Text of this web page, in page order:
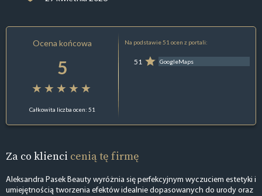
Ocena końcowa
5
Całkowita liczba ocen: 51
Na podstawie 51 ocen z portali:
51 GoogleMaps
Za co klienci cenią tę firmę
Aleksandra Pasek Beauty wyróżnia się perfekcyjnym wyczuciem estetyki i
umiejętnością tworzenia efektów idealnie dopasowanych do urody oraz